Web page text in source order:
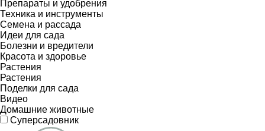
Препараты и удобрения
Техника и инструменты
Семена и рассада
Идеи для сада
Болезни и вредители
Красота и здоровье
Растения
Растения
Поделки для сада
Видео
Домашние животные
Суперсадовник